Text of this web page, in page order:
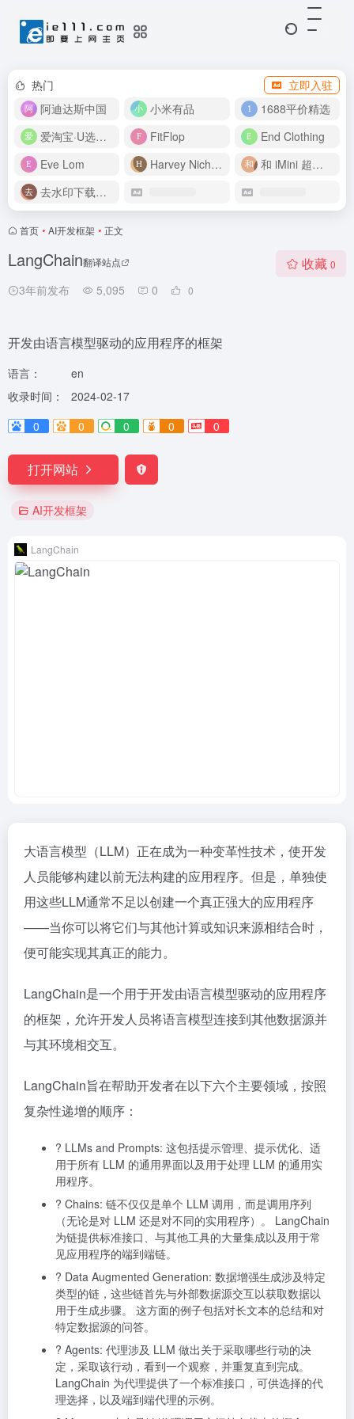
热门
立即入驻
阿迪达斯中国
小米有品
1688平价精选
爱淘宝·U选好价
FitFlop
End Clothing
Eve Lom
Harvey Nichols
和 iMini 超级智能体一起构建伟大作品
去水印下载视频
首页 • AI开发框架 • 正文
LangChain翻译站点
3年前发布 5,095 0 0
收藏 0
开发由语言模型驱动的应用程序的框架
语言：
en
收录时间：
2024-02-17
0
0 0 0 0
打开网站
AI开发框架
LangChain
大语言模型（LLM）正在成为一种变革性技术，使开发
人员能够构建以前无法构建的应用程序。但是，单独使
用这些LLM通常不足以创建一个真正强大的应用程序
——当你可以将它们与其他计算或知识来源相结合时，
便可能实现其真正的能力。
LangChain是一个用于开发由语言模型驱动的应用程序
的框架，允许开发人员将语言模型连接到其他数据源并
与其环境相交互。
LangChain旨在帮助开发者在以下六个主要领域，按照
复杂性递增的顺序：
? LLMs and Prompts: 这包括提示管理、提示优化、适
用于所有 LLM 的通用界面以及用于处理 LLM 的通用实
用程序。
? Chains: 链不仅仅是单个 LLM 调用，而是调用序列
（无论是对 LLM 还是对不同的实用程序）。 LangChain
为链提供标准接口、与其他工具的大量集成以及用于常
见应用程序的端到端链。
? Data Augmented Generation: 数据增强生成涉及特定
类型的链，这些链首先与外部数据源交互以获取数据以
用于生成步骤。 这方面的例子包括对长文本的总结和对
特定数据源的问答。
? Agents: 代理涉及 LLM 做出关于采取哪些行动的决
定，采取该行动，看到一个观察，并重复直到完成。
LangChain 为代理提供了一个标准接口，可供选择的代
理选择，以及端到端代理的示例。